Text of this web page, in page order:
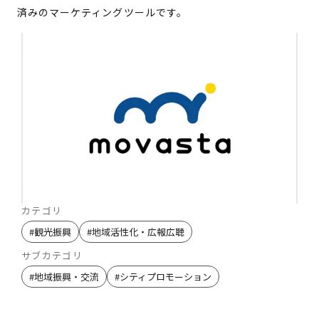
済みのマーケティングツールです。
カテゴリ
#観光振興 #地域活性化・広報広聴
サブカテゴリ
#地域振興・交流 #シティプロモーション